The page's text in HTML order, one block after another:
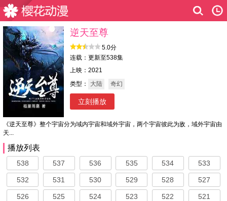
逆天至尊
5.0分
连载：更新至538集
上映：2021
类型：
大陆 奇幻
立刻播放
《逆天至尊》整个宇宙分为域内宇宙和域外宇宙，两个宇宙彼此为敌，域外宇宙由
天...
播放列表
538 537 536 535 534 533
532 531 530 529 528 527
526 525 524 523 522 521